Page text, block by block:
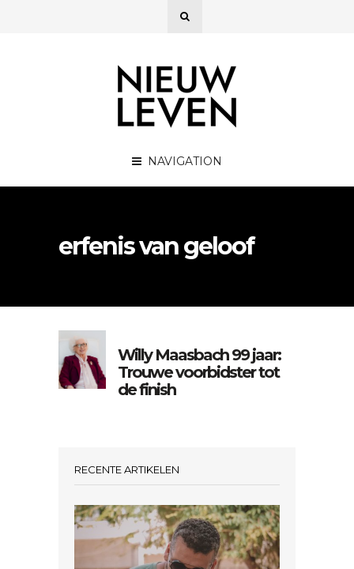
NAVIGATION
erfenis van geloof
Willy Maasbach 99 jaar:
Trouwe voorbidster tot
de finish
RECENTE ARTIKELEN